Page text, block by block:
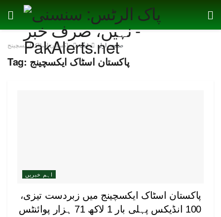
صفحہ اول ٹیگ پاکستان اسٹاک ایکسچینج
Tag: پاکستان اسٹاک ایکسچینج
اہم خبریں
پاکستان اسٹاک ایکسچینج میں زبردست تیزی،
100 انڈیکس پہلی بار 1 لاکھ 71 ہزار پوائنٹس